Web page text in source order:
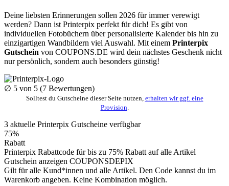
Deine liebsten Erinnerungen sollen 2026 für immer verewigt
werden? Dann ist Printerpix perfekt für dich! Es gibt von
individuellen Fotobüchern über personalisierte Kalender bis hin zu
einzigartigen Wandbildern viel Auswahl. Mit einem Printerpix
Gutschein von COUPONS.DE wird dein nächstes Geschenk nicht
nur persönlich, sondern auch besonders günstig!
∅ 5 von 5 (7 Bewertungen)
Solltest du Gutscheine dieser Seite nutzen, erhalten wir ggf. eine
Provision
3 aktuelle Printerpix Gutscheine verfügbar
75%
Rabatt
Printerpix Rabattcode für bis zu 75% Rabatt auf alle Artikel
Gutschein anzeigen COUPONSDEPIX
Gilt für alle Kund*innen und alle Artikel. Den Code kannst du im
Warenkorb angeben. Keine Kombination möglich.